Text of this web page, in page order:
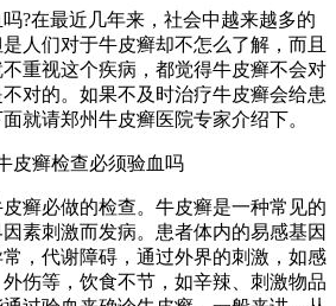
?在最近几年来，社会中越来越多的
人们对于牛皮癣却不怎么了解，而且
重视这个疾病，都觉得牛皮癣不会对
对的。如果不及时治疗牛皮癣会给患
就请郑州牛皮癣医院专家介绍下。
癣必做的检查。牛皮癣是一种常见的
素刺激而发病。患者体内的易感基因
，代谢障碍，通过外界的刺激，如感
伤等，饮食不节，如辛辣、刺激物品